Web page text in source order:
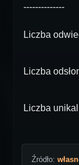
--------------
Liczba
Liczba
Liczba
Źródło: